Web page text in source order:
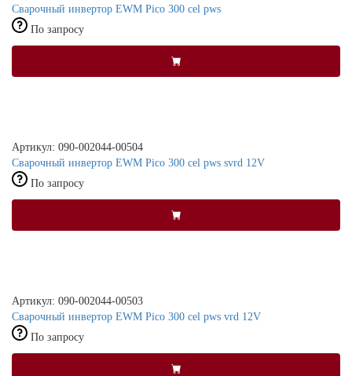
Сварочный инвертор EWM Pico 300 cel pws
По запросу
Артикул: 090-002044-00504
Сварочный инвертор EWM Pico 300 cel pws svrd 12V
По запросу
Артикул: 090-002044-00503
Сварочный инвертор EWM Pico 300 cel pws vrd 12V
По запросу